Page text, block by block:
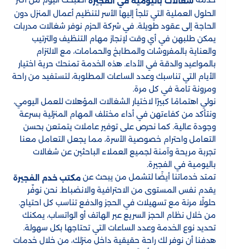
الحلول العملية التي تلجأ إليها الأسر لتنظيم أعمال المنزل دون
الحاجة إلى عقود طويلة. في شركة الحزم نوفر شغالات مدربات
يمكن طلبهن في أي وقت لإنجاز مهام التنظيف والترتيب
والعناية بالمفروشات والمطابخ والحمامات، مع الالتزام
بالمواعيد والدقة في الأداء. هذه الخدمة تمنحك حرية اختيار
الأيام التي تناسبك وعدد الساعات المطلوبة، لتستفيد من راحة
ومرونة تامة في كل مرة.
نولي اهتمامًا كبيرًا لاختيار الشغالات المؤهلات للعمل اليومي،
ونتأكد من كفاءتهن في أداء مختلف المهام المنزلية بسرعة
وجودة عالية. كما نحرص على توفير عاملات يتمتعن بحسن
التعامل واحترام خصوصية الأسرة، مما يجعل التعامل معنا
تجربة مريحة وآمنة لجميع العملاء الباحثين عن شغالات
باليومية في الفجيرة.
تمتد خدماتنا أيضًا لتشمل من يبحث عن مكتب خدم الفجيرة
يقدم نفس المستوى من الاحترافية والانضباط. نحن نوفّر
حلولًا مرنة مع تسهيلات في الحجز والدفع تناسب كل احتياج.
من خلال نظام الحجز السريع عبر الهاتف أو الواتساب، يمكنك
تحديد نوع الخدمة وعدد الساعات التي تحتاجها بكل سهولة.
هدفنا أن نوفر لك راحة حقيقية داخل منزلك، من خلال خدمات